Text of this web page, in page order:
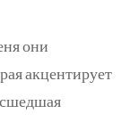
они
акцентирует